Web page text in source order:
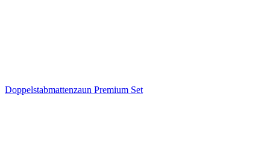
Doppelstabmattenzaun Premium Set